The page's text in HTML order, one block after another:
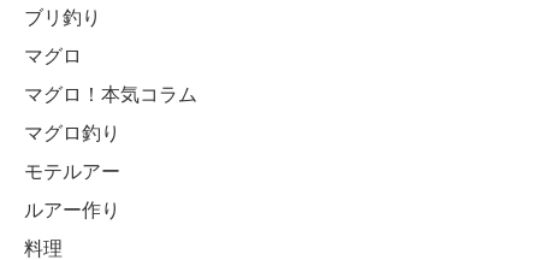
ブリ釣り
マグロ
マグロ！本気コラム
マグロ釣り
モテルアー
ルアー作り
料理